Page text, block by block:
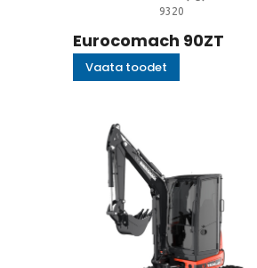
9320
Eurocomach 90ZT
Vaata toodet